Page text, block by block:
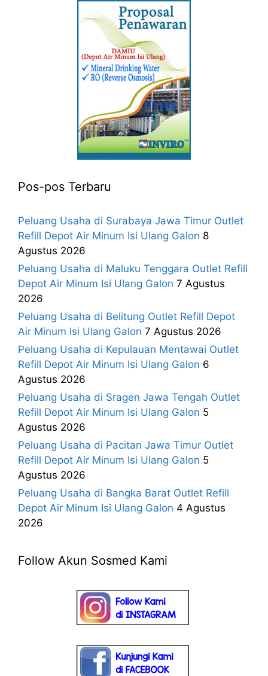
Pos-pos Terbaru
Peluang Usaha di Surabaya Jawa Timur Outlet
Refill Depot Air Minum Isi Ulang Galon 8
Agustus 2026
Peluang Usaha di Maluku Tenggara Outlet Refill
Depot Air Minum Isi Ulang Galon 7 Agustus
2026
Peluang Usaha di Belitung Outlet Refill Depot
Air Minum Isi Ulang Galon 7 Agustus 2026
Peluang Usaha di Kepulauan Mentawai Outlet
Refill Depot Air Minum Isi Ulang Galon 6
Agustus 2026
Peluang Usaha di Sragen Jawa Tengah Outlet
Refill Depot Air Minum Isi Ulang Galon 5
Agustus 2026
Peluang Usaha di Pacitan Jawa Timur Outlet
Refill Depot Air Minum Isi Ulang Galon 5
Agustus 2026
Peluang Usaha di Bangka Barat Outlet Refill
Depot Air Minum Isi Ulang Galon 4 Agustus
2026
Follow Akun Sosmed Kami